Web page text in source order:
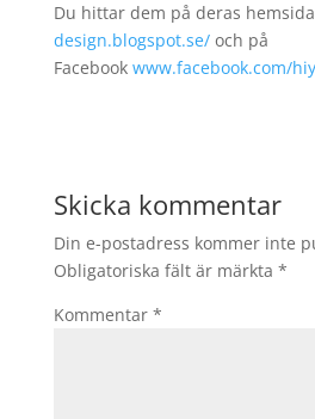
Du hittar dem på deras hemsida
design.blogspot.se/och på
Facebook www.facebook.com/
Skicka kommentar
Din e-postadress kommer inte
Obligatoriska fält är märkta *
Kommentar *